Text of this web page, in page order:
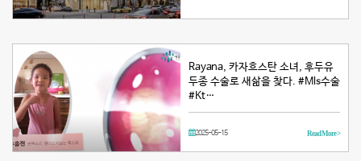
Rayana, 카자흐스탄 소녀, 후두유
두종 수술로 새삶을 찾다. #Mls수술
#Kt…
2025-05-15 Read More >